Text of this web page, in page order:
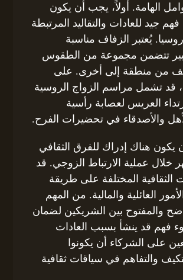
الهامة. أولاً، يجب أن يكون
جيد للعادات والتقاليد المرتبطة
يُعتبر الزفاف مناسبة
تتضمن مجموعة من الطقوس
من منطقة إلى أخرى. على
قد تشمل مراسم الزواج الروسية
العريس لعصابة رأسية
والأصدقاء في تحضيرات الفرح.
يكون هناك إدراك للفرق الثقافي
خلال عملية الارتباط الزوجي. قد
الثقافية المختلفة على طريقة
العائلية والمالية. من المهم
والمفتوح بين الشريكين لضمان
فهم قد ينشأ بسبب العادات
على الشركاء أن يكونوا
والتفاهم في سياقات ثقافية